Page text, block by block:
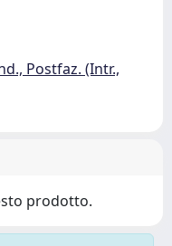
Postfaz. (Intr.,
prodotto.